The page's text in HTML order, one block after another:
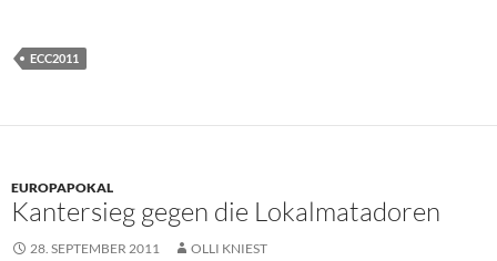
ECC2011
EUROPAPOKAL
Kantersieg gegen die Lokalmatadoren
28. SEPTEMBER 2011 OLLI KNIEST